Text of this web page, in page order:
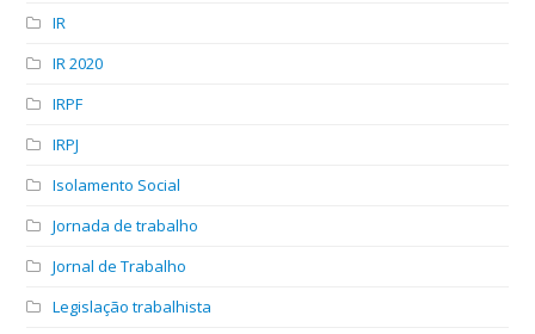
IR
IR 2020
IRPF
IRPJ
Isolamento Social
Jornada de trabalho
Jornal de Trabalho
Legislação trabalhista